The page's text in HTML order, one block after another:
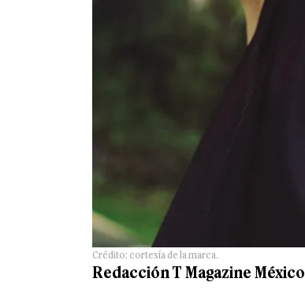
Crédito: cortesía de la marca.
Redacción T Magazine México